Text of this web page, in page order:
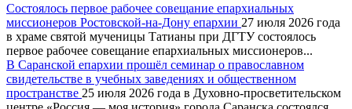
Состоялось первое рабочее совещание епархиальных
миссионеров Ростовской-на-Дону епархии 27 июля 2026 года
в храме святой мученицы Татианы при ДГТУ состоялось
первое рабочее совещание епархиальных миссионеров...
В Саранской епархии прошёл семинар о православном
свидетельстве в учебных заведениях и общественном
пространстве 25 июля 2026 года в Духовно-просветительском